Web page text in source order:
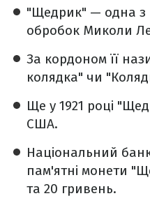
"Щедрик" — одна з
обробок Миколи
За кордоном її
колядка" чи
Ще у 1921 році
США.
Національний банк
пам'ятні монети
та 20 гривень.